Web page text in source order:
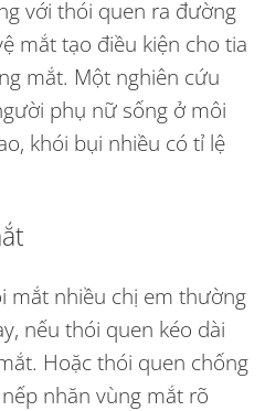
với thói quen ra đường
mắt tạo điều kiện cho tia
mắt. Một nghiên cứu
phụ nữ sống ở môi
khói bụi nhiều có tỉ lệ
mắt nhiều chị em thường
nếu thói quen kéo dài
Hoặc thói quen chống
nhăn vùng mắt rõ